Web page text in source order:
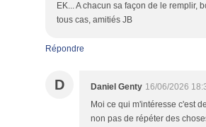
EK... A chacun sa façon de le remplir,
tous cas, amitiés JB
Répondre
D Daniel Genty 16/06/2026
Moi ce qui m'intéresse c'est
non pas de répéter des